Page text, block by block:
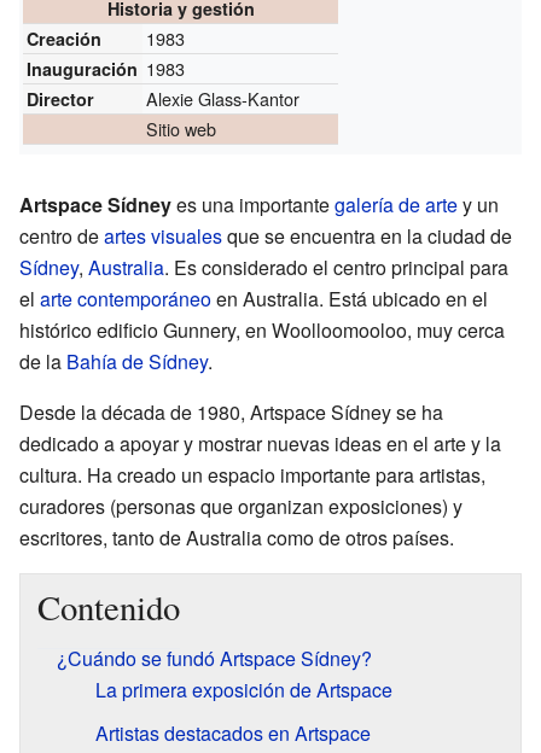
Historia y gestión
Creación
1983
Inauguración 1983
Director
Alexie Glass-Kantor
Sitio web
Artspace Sídneyes una importantegalería de artey un
centro deartes visualesque se encuentra en la ciudad de
Sídney, Australia. Es considerado el centro principal para
el arte contemporáneoen Australia. Está ubicado en el
histórico edificio Gunnery, en Woolloomooloo, muy cerca
de la Bahía de Sídney.
Desde la década de 1980, Artspace Sídney se ha
dedicado a apoyar y mostrar nuevas ideas en el arte y la
cultura. Ha creado un espacio importante para artistas,
curadores (personas que organizan exposiciones) y
escritores, tanto de Australia como de otros países.
Contenido
¿Cuándo se fundó Artspace Sídney?
La primera exposición de Artspace
Artistas destacados en Artspace